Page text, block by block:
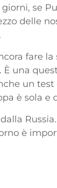
se
delle
fare
una
un
è sola e
è